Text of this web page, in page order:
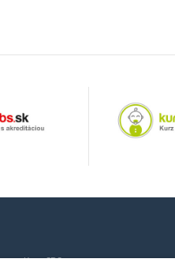
Kurz SBS